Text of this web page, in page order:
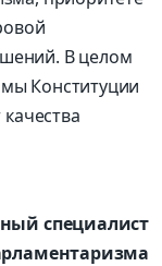
В целом
Конституции
специалист